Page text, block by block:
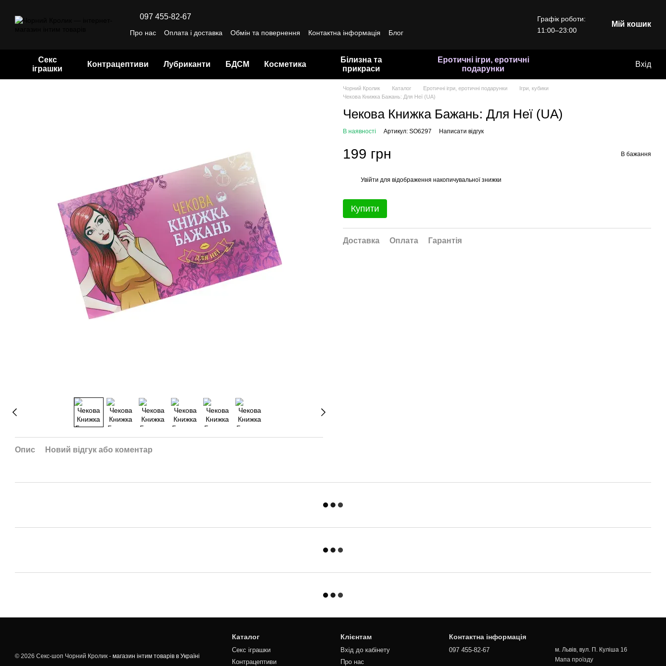
097 455-82-67
Про нас Оплата і доставка Обмін та повернення Контактна інформація
Блог
Графік роботи:
11:00–23:00
Мій кошик
Секс
іграшки
Контрацептиви Лубриканти БДСМ Косметика
Білизна та
прикраси
Еротичні ігри, еротичні
подарунки
Вхід
Опис Новий відгук або коментар
Чорний Кролик Каталог Еротичні ігри, еротичні подарунки
Ігри, кубики
Чекова Книжка Бажань: Для Неї (UA)
Чекова Книжка Бажань: Для Неї (UA)
В наявності Артикул: SO6297 Написати відгук
199 грн В бажання
Увійти для відображення накопичувальної знижки
Купити
Доставка Оплата Гарантія
© 2026 Секс-шоп Чорний Кролик - магазин інтим товарів в Україні
Каталог
Секс іграшки
Контрацептиви
Клієнтам
Вхід до кабінету
Про нас
Контактна інформація
097 455-82-67
м. Львів, вул. П. Куліша 16
Мапа проїзду